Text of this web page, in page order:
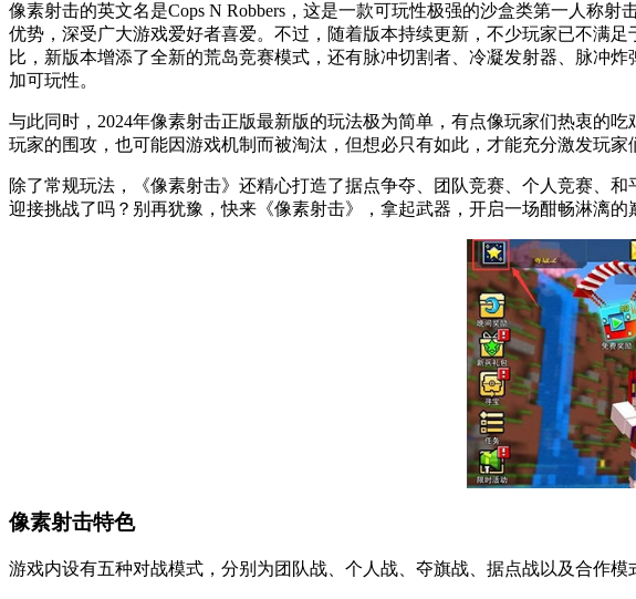
像素射击的英文名是Cops N Robbers，这是一款可玩性极强的沙盒类第一人称
优势，深受广大游戏爱好者喜爱。不过，随着版本持续更新，不少玩家已不满
比，新版本增添了全新的荒岛竞赛模式，还有脉冲切割者、冷凝发射器、脉冲
加可玩性。
与此同时，2024年像素射击正版最新版的玩法极为简单，有点像玩家们热衷的
玩家的围攻，也可能因游戏机制而被淘汰，但想必只有如此，才能充分激发玩家
除了常规玩法，《像素射击》还精心打造了据点争夺、团队竞赛、个人竞赛、
迎接挑战了吗？别再犹豫，快来《像素射击》，拿起武器，开启一场酣畅淋漓的
像素射击特色
游戏内设有五种对战模式，分别为团队战、个人战、夺旗战、据点战以及合作